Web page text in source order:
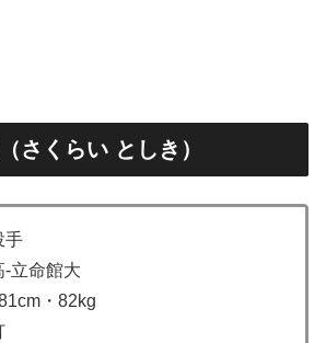
さくらい としき）
手
-立命館大
・82kg